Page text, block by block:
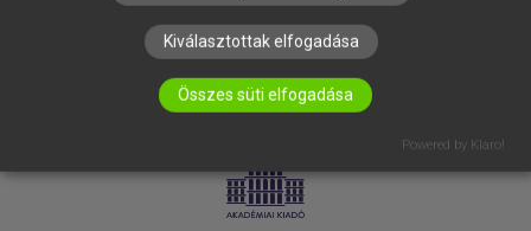
LICENCSZERZŐDÉS ADATVÉDELEM
Kiválasztottak elfogadása
Összes süti elfogadása
Powered by Klaro!